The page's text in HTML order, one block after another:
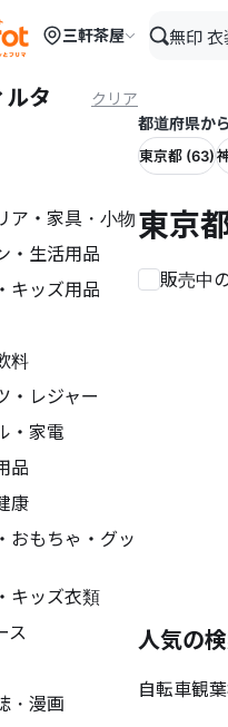
にスキップ
三軒茶屋
タ クリア
ア・家具・小物
・生活用品
キッズ用品
料
・レジャー
・家電
品
康
おもちゃ・グッ
キッズ衣類
ス
・漫画
都道府県か
東京都 (63)
東京
販売中
人気の
自転車観